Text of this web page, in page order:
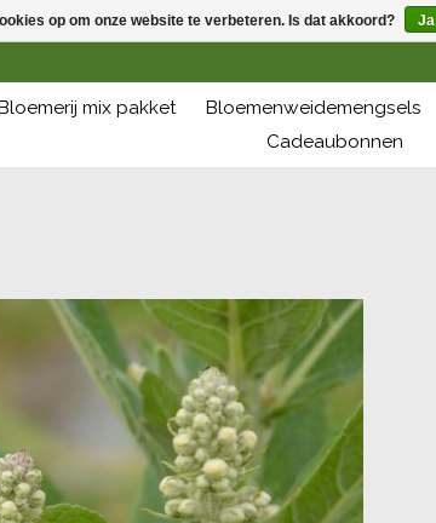
mix pakket Bloemenweidemengsels
Cadeaubonnen
op om onze website te verbeteren. Is dat akkoord? Ja